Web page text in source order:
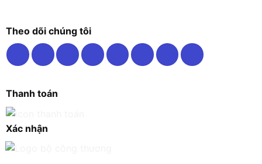
Theo dõi chúng tôi
Thanh toán
Xác nhận